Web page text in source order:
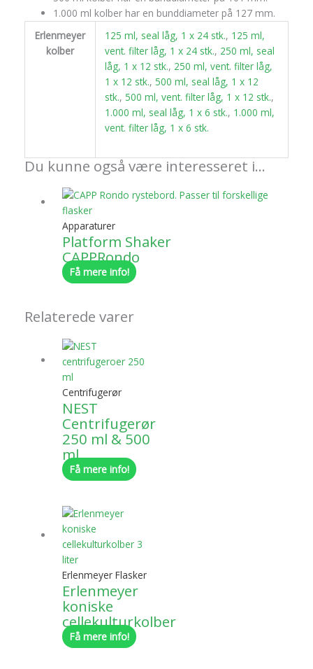
1.000 ml kolber har en bunddiameter på 127 mm.
Erlenmeyer
kolber
125 ml, seal låg, 1 x 24 stk., 125 ml,
vent. filter låg, 1 x 24 stk., 250 ml, seal
låg, 1 x 12 stk., 250 ml, vent. filter låg,
1 x 12 stk., 500 ml, seal låg, 1 x 12
stk., 500 ml, vent. filter låg, 1 x 12 stk.,
1.000 ml, seal låg, 1 x 6 stk., 1.000 ml,
vent. filter låg, 1 x 6 stk.
Du kunne også være interesseret i…
Apparaturer
Platform Shaker
CAPPRondo
Få mere info!
Relaterede varer
Centrifugerør
NEST
Centrifugerør
250 ml & 500
ml
Få mere info!
Erlenmeyer Flasker
Erlenmeyer
koniske
cellekulturkolber
Få mere info!